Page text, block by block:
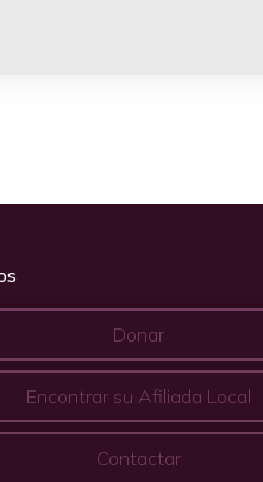
Donar
Encontrar su Afiliada Local
Contactar